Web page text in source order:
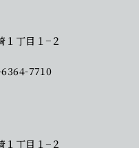
１丁目１−２
7710
１丁目１−２